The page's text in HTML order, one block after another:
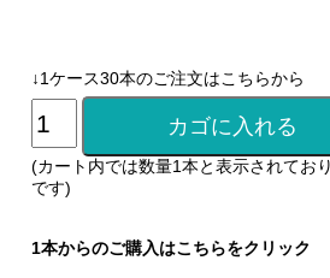
↓1ケース30本のご注文はこちらから
(カート内では数量1本と表示されてお
です)
1本からのご購入はこちらをクリック